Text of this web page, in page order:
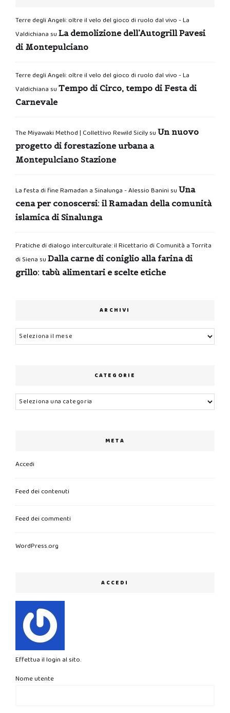
Terre degli Angeli: oltre il velo del gioco di ruolo dal vivo - La
Valdichiana su La demolizione dell’Autogrill Pavesi
di Montepulciano
Terre degli Angeli: oltre il velo del gioco di ruolo dal vivo - La
Valdichiana su Tempo di Circo, tempo di Festa di
Carnevale
The Miyawaki Method | Collettivo Rewild Sicilysu Un nuovo
progetto di forestazione urbana a
Montepulciano Stazione
La festa di fine Ramadan a Sinalunga - Alessio Banini su Una
cena per conoscersi: il Ramadan della comunità
islamica di Sinalunga
Pratiche di dialogo interculturale: il Ricettario di Comunità a Torrita
di Siena su Dalla carne di coniglio alla farina di
grillo: tabù alimentari e scelte etiche
ARCHIVI
Archivi
CATEGORIE
Categorie
META
Accedi
Feed dei contenuti
Feed dei commenti
WordPress.org
ACCEDI
Effettua il login al sito.
Nome utente